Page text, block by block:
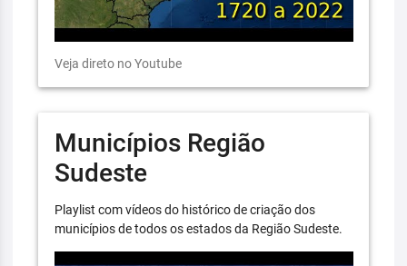
Veja direto no Youtube
Municípios Região
Sudeste
Playlist com vídeos do histórico de criação dos
municípios de todos os estados da Região Sudeste.